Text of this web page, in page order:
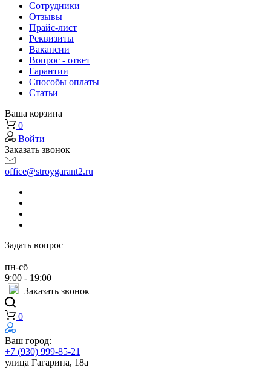
Сотрудники
Отзывы
Прайс-лист
Реквизиты
Вакансии
Вопрос - ответ
Гарантии
Способы оплаты
Статьи
Ваша корзина
0
Войти
Заказать звонок
office@stroygarant2.ru
Задать вопрос
пн-сб
9:00 - 19:00
Заказать звонок
0
Ваш город:
+7 (930) 999-85-21
улица Гагарина, 18а